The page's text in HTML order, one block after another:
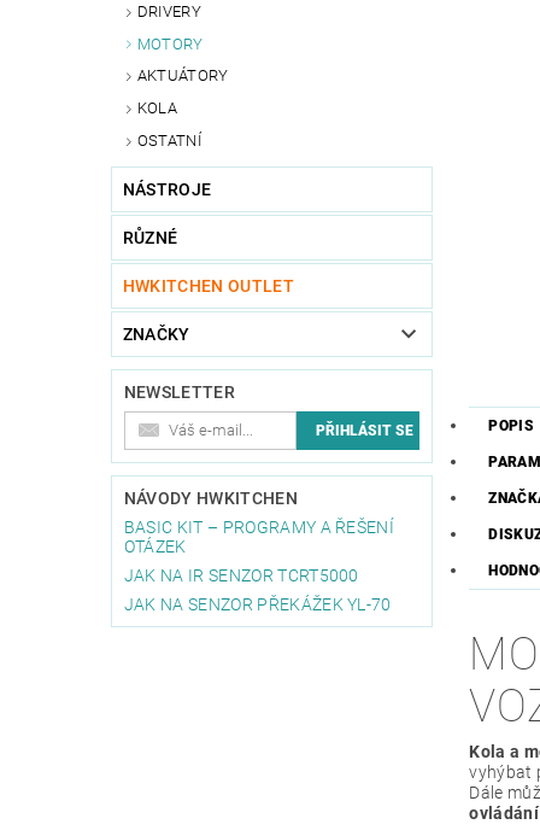
DRIVERY
MOTORY
AKTUÁTORY
KOLA
OSTATNÍ
NÁSTROJE
RŮZNÉ
HWKITCHEN OUTLET
ZNAČKY
NEWSLETTER
NÁVODY HWKITCHEN
BASIC KIT – PROGRAMY A ŘEŠENÍ
OTÁZEK
JAK NA IR SENZOR TCRT5000
JAK NA SENZOR PŘEKÁŽEK YL-70
POPIS
Kola a
vyhýbat
Dále
ovládání